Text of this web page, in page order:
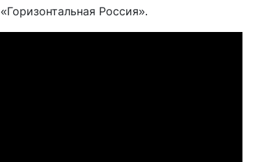
«Горизонтальная Россия».